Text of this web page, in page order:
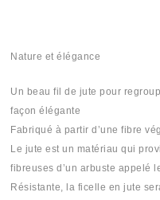
Nature et élégance
Un beau fil de jute pour
façon élégante
Fabriqué à partir d’une fibre
Le jute est un matériau qui
fibreuses d’un arbuste appelé
Résistante, la ficelle en jute